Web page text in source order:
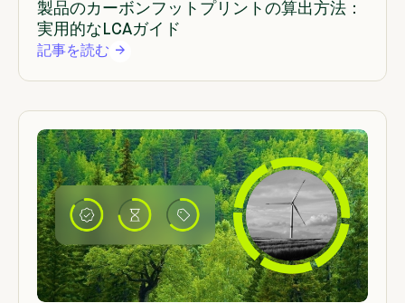
製品のカーボンフットプリントの算出方法：
実用的なLCAガイド
記事を読む